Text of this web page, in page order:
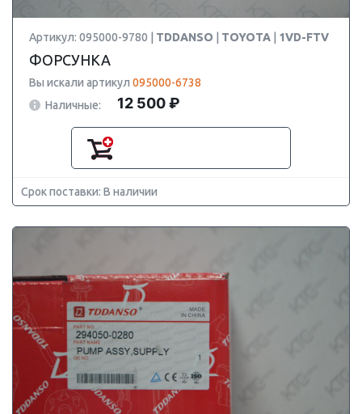
Артикул: 095000-9780 | TDDANSO TOYOTA 1VD-FTV
ФОРСУНКА
Вы искали артикул 095000-6738
Наличные:
12 500 ₽
Срок поставки: В наличии